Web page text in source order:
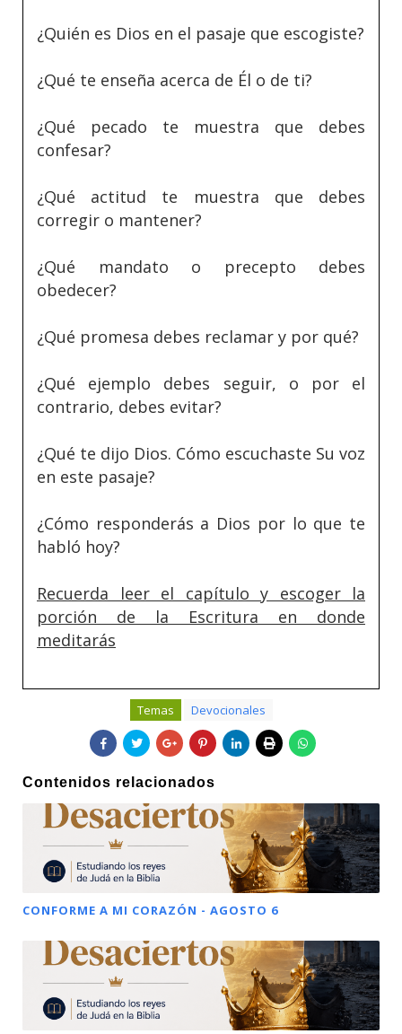
¿Quién es Dios en el pasaje que escogiste?
¿Qué te enseña acerca de Él o de ti?
¿Qué pecado te muestra que debes
confesar?
¿Qué actitud te muestra que debes
corregir o mantener?
¿Qué mandato o precepto debes
obedecer?
¿Qué promesa debes reclamar y por qué?
¿Qué ejemplo debes seguir, o por el
contrario, debes evitar?
¿Qué te dijo Dios. Cómo escuchaste Su voz
en este pasaje?
¿Cómo responderás a Dios por lo que te
habló hoy?
Recuerda leer el capítulo y escoger la
porción de la Escritura en donde
meditarás
Temas Devocionales
Contenidos relacionados
CONFORME A MI CORAZÓN - AGOSTO 6